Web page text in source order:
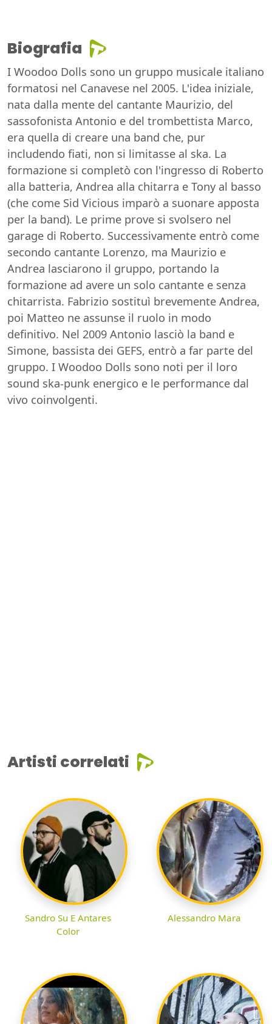
Biografia
I Woodoo Dolls sono un gruppo musicale italiano
formatosi nel Canavese nel 2005. L'idea iniziale,
nata dalla mente del cantante Maurizio, del
sassofonista Antonio e del trombettista Marco,
era quella di creare una band che, pur
includendo fiati, non si limitasse al ska. La
formazione si completò con l'ingresso di Roberto
alla batteria, Andrea alla chitarra e Tony al basso
(che come Sid Vicious imparò a suonare apposta
per la band). Le prime prove si svolsero nel
garage di Roberto. Successivamente entrò come
secondo cantante Lorenzo, ma Maurizio e
Andrea lasciarono il gruppo, portando la
formazione ad avere un solo cantante e senza
chitarrista. Fabrizio sostituì brevemente Andrea,
poi Matteo ne assunse il ruolo in modo
definitivo. Nel 2009 Antonio lasciò la band e
Simone, bassista dei GEFS, entrò a far parte del
gruppo. I Woodoo Dolls sono noti per il loro
sound ska-punk energico e le performance dal
vivo coinvolgenti.
Artisti correlati
Sandro Su E Antares
Color
Alessandro Mara